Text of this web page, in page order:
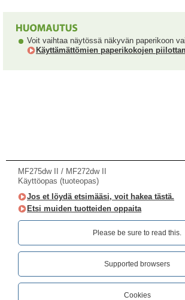
Voit vaihtaa näytössä näkyvän paperikoon
Käyttämättömien paperikokojen
MF275dw II / MF272dw II
Käyttöopas (tuoteopas)
Jos et löydä etsimääsi, voit hakea tästä.
Etsi muiden tuotteiden oppaita
Please be sure to read this.‎
Supported browsers
Cookies